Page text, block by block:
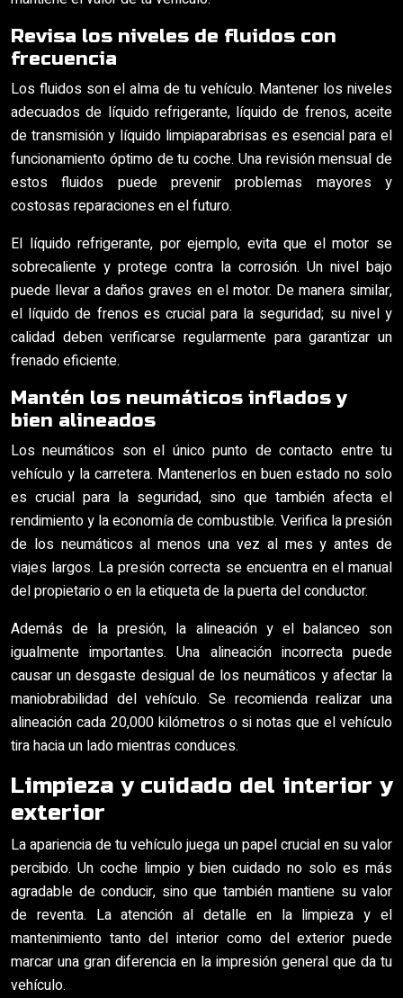
Revisa los niveles de fluidos con
frecuencia
Los fluidos son el alma de tu vehículo. Mantener los niveles
adecuados de líquido refrigerante, líquido de frenos, aceite
de transmisión y líquido limpiaparabrisas es esencial para el
funcionamiento óptimo de tu coche. Una revisión mensual de
estos fluidos puede prevenir problemas mayores y
costosas reparaciones en el futuro.
El líquido refrigerante, por ejemplo, evita que el motor se
sobrecaliente y protege contra la corrosión. Un nivel bajo
puede llevar a daños graves en el motor. De manera similar,
el líquido de frenos es crucial para la seguridad; su nivel y
calidad deben verificarse regularmente para garantizar un
frenado eficiente.
Mantén los neumáticos inflados y
bien alineados
Los neumáticos son el único punto de contacto entre tu
vehículo y la carretera. Mantenerlos en buen estado no solo
es crucial para la seguridad, sino que también afecta el
rendimiento y la economía de combustible. Verifica la presión
de los neumáticos al menos una vez al mes y antes de
viajes largos. La presión correcta se encuentra en el manual
del propietario o en la etiqueta de la puerta del conductor.
Además de la presión, la alineación y el balanceo son
igualmente importantes. Una alineación incorrecta puede
causar un desgaste desigual de los neumáticos y afectar la
maniobrabilidad del vehículo. Se recomienda realizar una
alineación cada 20,000 kilómetros o si notas que el vehículo
tira hacia un lado mientras conduces.
Limpieza y cuidado del interior y
exterior
La apariencia de tu vehículo juega un papel crucial en su valor
percibido. Un coche limpio y bien cuidado no solo es más
agradable de conducir, sino que también mantiene su valor
de reventa. La atención al detalle en la limpieza y el
mantenimiento tanto del interior como del exterior puede
marcar una gran diferencia en la impresión general que da tu
vehículo.